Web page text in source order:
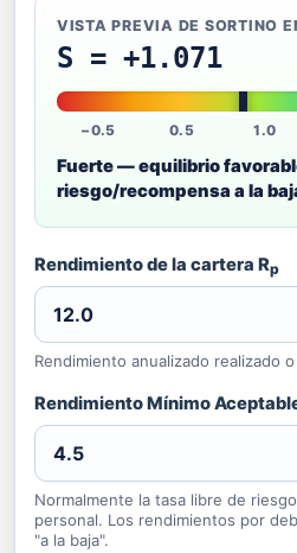
VISTA PREVIA DE SORTINO
S = +1.071
−0.5 0.5 1.0
Fuerte — equilibrio
riesgo/recompensa a la
Rendimiento de la cartera Rp
Rendimiento anualizado realizado
Rendimiento Mínimo
Normalmente la tasa libre de
personal. Los rendimientos por
"a la baja".